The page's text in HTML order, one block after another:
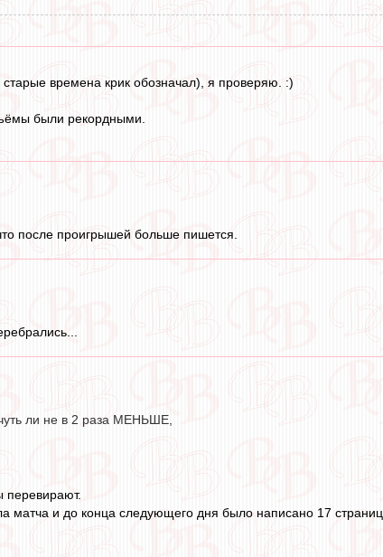
старые времена крик обозначал), я проверяю. :)
были рекордными.
после проигрышей больше пишется.
ли не в 2 раза МЕНЬШЕ,
перевирают.
матча и до конца следующего дня было написано 17 страниц.